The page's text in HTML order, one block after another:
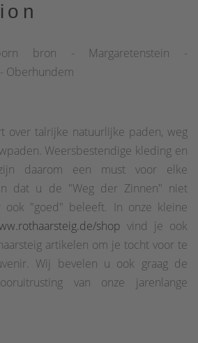
bron - Margaretenstein -
Oberhundem
over talrijke natuurlijke paden, weg
Weersbestendige kleding en
daarom een must voor elke
dat u de "Weg der Zinnen" niet
ook "goed" beleeft. In onze kleine
shop vind je ook
artikelen om je tocht voor te
Wij bevelen u ook graag de
van onze jarenlange